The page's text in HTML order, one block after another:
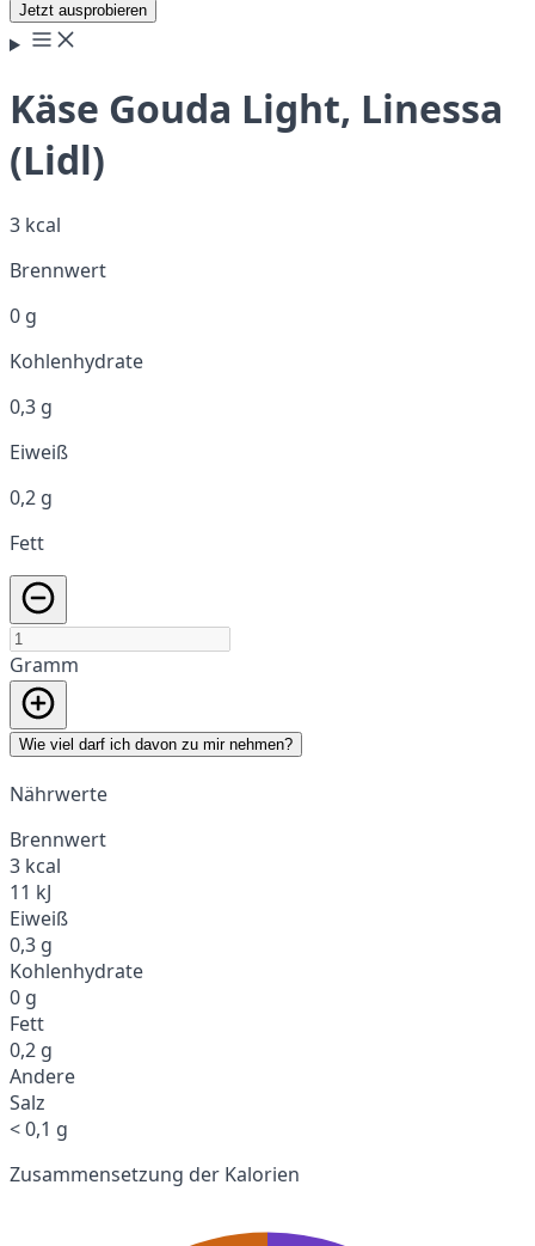
Jetzt ausprobieren
Käse Gouda Light, Linessa
(Lidl)
3 kcal
Brennwert
0 g
Kohlenhydrate
0,3 g
Eiweiß
0,2 g
Fett
Gramm
Wie viel darf ich davon zu mir nehmen?
Nährwerte
Brennwert
3 kcal
11 kJ
Eiweiß
0,3 g
Kohlenhydrate
0 g
Fett
0,2 g
Andere
Salz
< 0,1 g
Zusammensetzung der Kalorien